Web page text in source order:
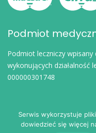
Podmiot
Podmiot leczniczy
wykonujących działalność
000000301748
Serwis wykorzystuje
dowiedzieć się więcej